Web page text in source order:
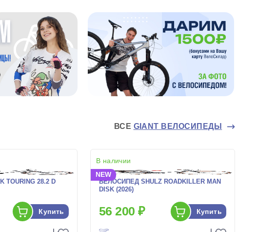
ВСЕ GIANT ВЕЛОСИПЕДЫ
28.2 D
Купить
В наличии
NEW
ВЕЛОСИПЕД SHULZ ROADKILLER MAN
DISK (2026)
56 200 ₽ Купить